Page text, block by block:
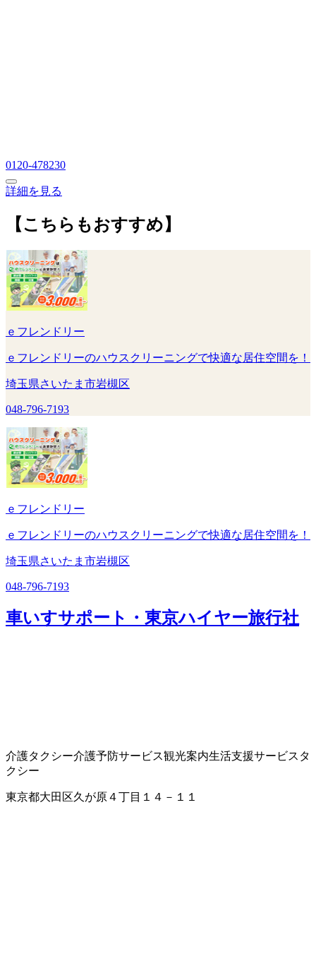
0120-478230
詳細を見る
【こちらもおすすめ】
ｅフレンドリー
ｅフレンドリーのハウスクリーニングで快適な居住空間を！
埼玉県さいたま市岩槻区
048-796-7193
ｅフレンドリー
ｅフレンドリーのハウスクリーニングで快適な居住空間を！
埼玉県さいたま市岩槻区
048-796-7193
車いすサポート・東京ハイヤー旅行社
介護タクシー介護予防サービス観光案内生活支援サービス タ
クシー
東京都大田区久が原４丁目１４－１１